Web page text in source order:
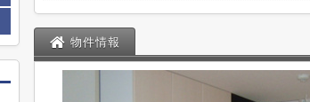
物件情報